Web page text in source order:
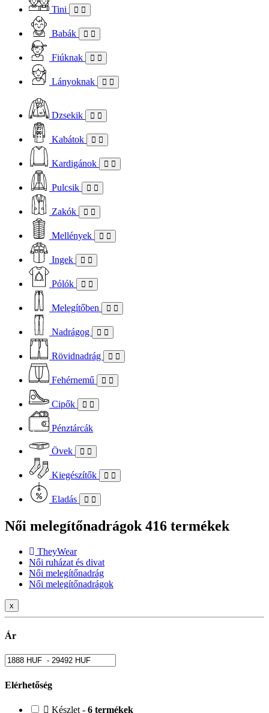
Tini
Babák
Fiúknak
Lányoknak
Dzsekik
Kabátok
Kardigánok
Pulcsik
Zakók
Mellények
Ingek
Pólók
Melegítőben
Nadrágog
Rövidnadrág
Fehérnemű
Cipők
Pénztárcák
Övek
Kiegészítők
Eladás
Női melegítőnadrágok 416 termékek
TheyWear
Női ruházat és divat
Női melegítőnadrág
Női melegítőnadrágok
x
Ár
Elérhetőség
Készlet - 6 termékek